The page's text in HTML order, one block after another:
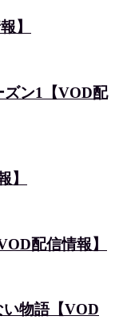
】
ズン1【VOD配
】
配信情報】
い物語【VOD